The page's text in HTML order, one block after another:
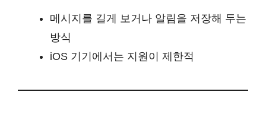
메시지를 길게 보거나 알림을 저장해 두는
방식
iOS 기기에서는 지원이 제한적